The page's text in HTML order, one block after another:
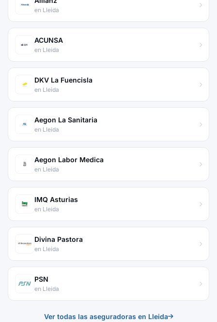
en Lleida
ACUNSA
en Lleida
DKV La Fuencisla
en Lleida
Aegon La Sanitaria
en Lleida
Aegon Labor Medica
en Lleida
IMQ Asturias
en Lleida
Divina Pastora
en Lleida
PSN
en Lleida
Ver todas las aseguradoras en Lleida